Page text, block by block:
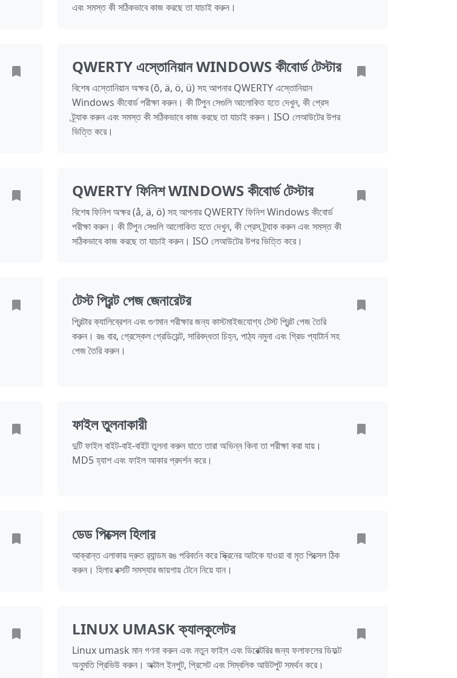
এবং সমস্ত কী সঠিকভাবে কাজ করছে তা যাচাই করুন।
QWERTY এস্তোনিয়ান WINDOWS কীবোর্ড টেস্টার
বিশেষ এস্তোনিয়ান অক্ষর (õ, ä, ö, ü) সহ আপনার QWERTY এস্তোনিয়ান
Windows কীবোর্ড পরীক্ষা করুন। কী টিপুন সেগুলি আলোকিত হতে দেখুন, কী প্রেস
ট্র্যাক করুন এবং সমস্ত কী সঠিকভাবে কাজ করছে তা যাচাই করুন। ISO লেআউটের উপর
ভিত্তি করে।
QWERTY ফিনিশ WINDOWS কীবোর্ড টেস্টার
বিশেষ ফিনিশ অক্ষর (å, ä, ö) সহ আপনার QWERTY ফিনিশ Windows কীবোর্ড
পরীক্ষা করুন। কী টিপুন সেগুলি আলোকিত হতে দেখুন, কী প্রেস ট্র্যাক করুন এবং সমস্ত কী
সঠিকভাবে কাজ করছে তা যাচাই করুন। ISO লেআউটের উপর ভিত্তি করে।
টেস্ট প্রিন্ট পেজ জেনারেটর
প্রিন্টার ক্যালিব্রেশন এবং গুণমান পরীক্ষার জন্য কাস্টমাইজযোগ্য টেস্ট প্রিন্ট পেজ তৈরি
করুন। রঙ বার, গ্রেস্কেল গ্রেডিয়েন্ট, সারিবদ্ধতা চিহ্ন, পাঠ্য নমুনা এবং গ্রিড প্যাটার্ন সহ
পেজ তৈরি করুন।
ফাইল তুলনাকারী
দুটি ফাইল বাইট-বাই-বাইট তুলনা করুন যাতে তারা অভিন্ন কিনা তা পরীক্ষা করা যায়।
MD5 হ্যাশ এবং ফাইল আকার প্রদর্শন করে।
ডেড পিক্সেল হিলার
আক্রান্ত এলাকায় দ্রুত র‍্যান্ডম রঙ পরিবর্তন করে স্ক্রিনের আটকে যাওয়া বা মৃত পিক্সেল ঠিক
করুন। হিলার বক্সটি সমস্যার জায়গায় টেনে নিয়ে যান।
LINUX UMASK ক্যালকুলেটর
Linux umask মান গণনা করুন এবং নতুন ফাইল এবং ডিরেক্টরির জন্য ফলাফলের ডিফল্ট
অনুমতি প্রিভিউ করুন। অক্টাল ইনপুট, প্রিসেট এবং সিম্বলিক আউটপুট সমর্থন করে।